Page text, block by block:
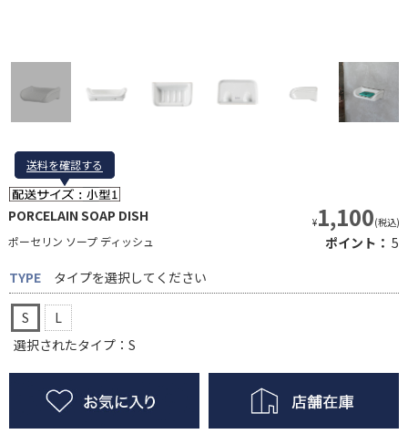
送料を確認する
送料を確認する
PORCELAIN SOAP DISH
ポーセリン ソープ ディッシュ
¥1,100(税込)
ポイント： 5
TYPE
タイプを選択してください
S
L
選択されたタイプ：S